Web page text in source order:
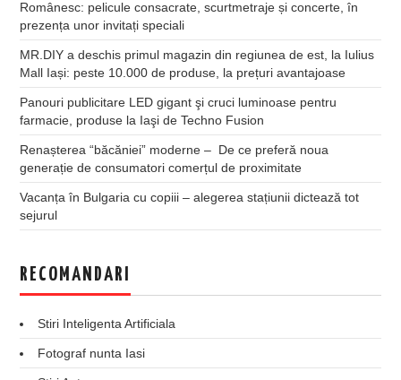
Românesc: pelicule consacrate, scurtmetraje și concerte, în
prezența unor invitați speciali
MR.DIY a deschis primul magazin din regiunea de est, la Iulius
Mall Iași: peste 10.000 de produse, la prețuri avantajoase
Panouri publicitare LED gigant şi cruci luminoase pentru
farmacie, produse la Iaşi de Techno Fusion
Renașterea “băcăniei” moderne – De ce preferă noua
generație de consumatori comerțul de proximitate
Vacanța în Bulgaria cu copiii – alegerea stațiunii dictează tot
sejurul
RECOMANDARI
Stiri Inteligenta Artificiala
Fotograf nunta Iasi